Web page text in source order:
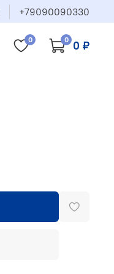
+79090090330
0 0 0 ₽